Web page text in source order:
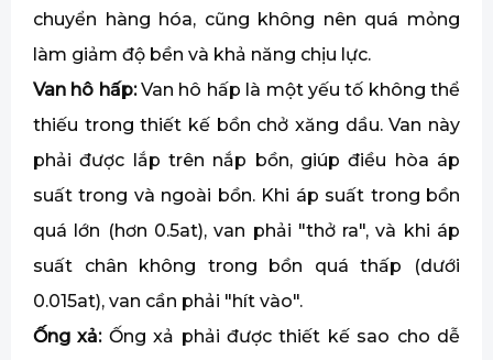
chuyển hàng hóa, cũng không nên quá mỏng
làm giảm độ bền và khả năng chịu lực.
Van hô hấp:Van hô hấp là một yếu tố không thể
thiếu trong thiết kế bồn chở xăng dầu. Van này
phải được lắp trên nắp bồn, giúp điều hòa áp
suất trong và ngoài bồn. Khi áp suất trong bồn
quá lớn (hơn 0.5at), van phải "thở ra", và khi áp
suất chân không trong bồn quá thấp (dưới
0.015at), van cần phải "hít vào".
Ống xả:Ống xả phải được thiết kế sao cho dễ